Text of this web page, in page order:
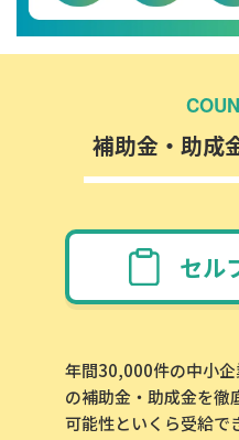
補助金・助成
セル
年間30,000件の中小
の補助金・助成金を徹
可能性といくら受給で